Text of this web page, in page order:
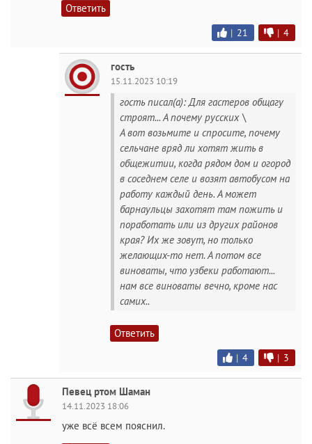
Ответить
| 21 | 4
гость
15.11.2023 10:19
гость писал(а): Для гастеров общагу
строят... А почему русских \
А вот возьмите и спросите, почему
сельчане вряд ли хотят жить в
общежитии, когда рядом дом и огород
в соседнем селе и возят автобусом на
работу каждый день. А может
барнаульцы захотят там пожить и
поработать или из других районов
края? Их же зовут, но только
желающих-то нет. А потом все
виноваты, что узбеки работают...
нам все виноваты вечно, кроме нас
самих..
Ответить
| 4 | 3
Певец ртом Шаман
14.11.2023 18:06
уже всё всем пояснил.